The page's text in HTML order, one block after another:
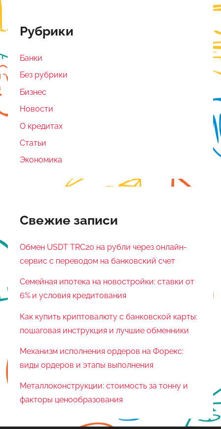
Рубрики
Банки
Без рубрики
Бизнес
Новости
О кредитах
Статьи
Экономика
Свежие записи
Обмен USDT TRC20 на рубли через онлайн-
сервис с переводом на банковский счет
Семейная ипотека на новостройки: ставки от
6% и условия кредитования
Как купить криптовалюту с банковской карты:
пошаговая инструкция и лучшие обменники
Механизм исполнения ордеров на Форекс:
виды ордеров и этапы выполнения
Металлоконструкции: стоимость за тонну и
факторы ценообразования